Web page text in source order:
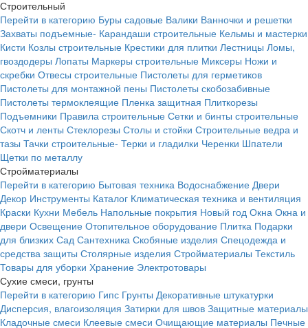
Строительный
Перейти в категорию Буры садовые Валики Ванночки и решетки
Захваты подъемные- Карандаши строительные Кельмы и мастерки
Кисти Козлы строительные Крестики для плитки Лестницы Ломы,
гвоздодеры Лопаты Маркеры строительные Миксеры Ножи и
скребки Отвесы строительные Пистолеты для герметиков
Пистолеты для монтажной пены Пистолеты скобозабивные
Пистолеты термоклеящие Пленка защитная Плиткорезы
Подъемники Правила строительные Сетки и бинты строительные
Скотч и ленты Стеклорезы Столы и стойки Строительные ведра и
тазы Тачки строительные- Терки и гладилки Черенки Шпатели
Щетки по металлу
Стройматериалы
Перейти в категорию Бытовая техника Водоснабжение Двери
Декор Инструменты Каталог Климатическая техника и вентиляция
Краски Кухни Мебель Напольные покрытия Новый год Окна Окна и
двери Освещение Отопительное оборудование Плитка Подарки
для близких Сад Сантехника Скобяные изделия Спецодежда и
средства защиты Столярные изделия Стройматериалы Текстиль
Товары для уборки Хранение Электротовары
Сухие смеси, грунты
Перейти в категорию Гипс Грунты Декоративные штукатурки
Дисперсия, влагоизоляция Затирки для швов Защитные материалы
Кладочные смеси Клеевые смеси Очищающие материалы Печные